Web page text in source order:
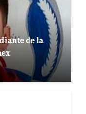
de la